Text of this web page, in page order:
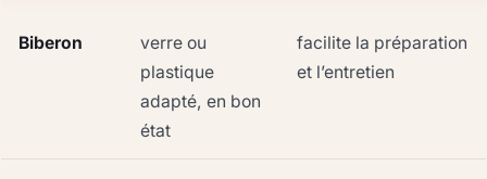
Biberon
verre ou
plastique
adapté, en bon
état
facilite la préparation
et l’entretien